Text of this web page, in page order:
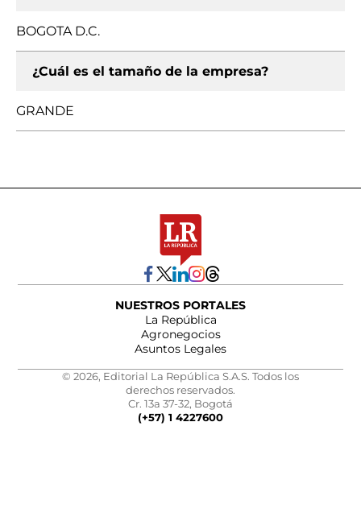
BOGOTA D.C.
¿Cuál es el tamaño de la empresa?
GRANDE
NUESTROS PORTALES
La República
Agronegocios
Asuntos Legales
© 2026, Editorial La República S.A.S. Todos los
derechos reservados.
Cr. 13a 37-32, Bogotá
(+57) 1 4227600